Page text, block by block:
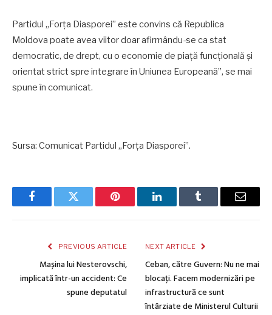
Partidul „Forța Diasporei” este convins că Republica
Moldova poate avea viitor doar afirmându-se ca stat
democratic, de drept, cu o economie de piaţă funcţională şi
orientat strict spre integrare în Uniunea Europeană”, se mai
spune în comunicat.
Sursa: Comunicat Partidul „Forța Diasporei”.
FacebookTwitter Pinterest LinkedInTumblr Email
PREVIOUS ARTICLE
Mașina lui Nesterovschi,
implicată într-un accident: Ce
spune deputatul
NEXT ARTICLE
Ceban, către Guvern: Nu ne mai
blocați. Facem modernizări pe
infrastructură ce sunt
întârziate de Ministerul Culturii